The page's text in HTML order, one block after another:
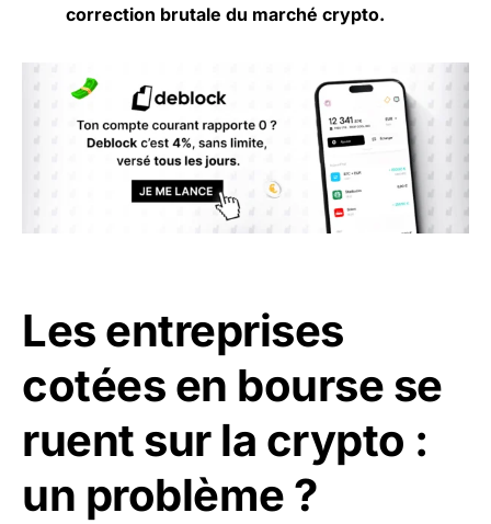
correction brutale du marché crypto.
Les entreprises
cotées en bourse se
ruent sur la crypto :
un problème ?